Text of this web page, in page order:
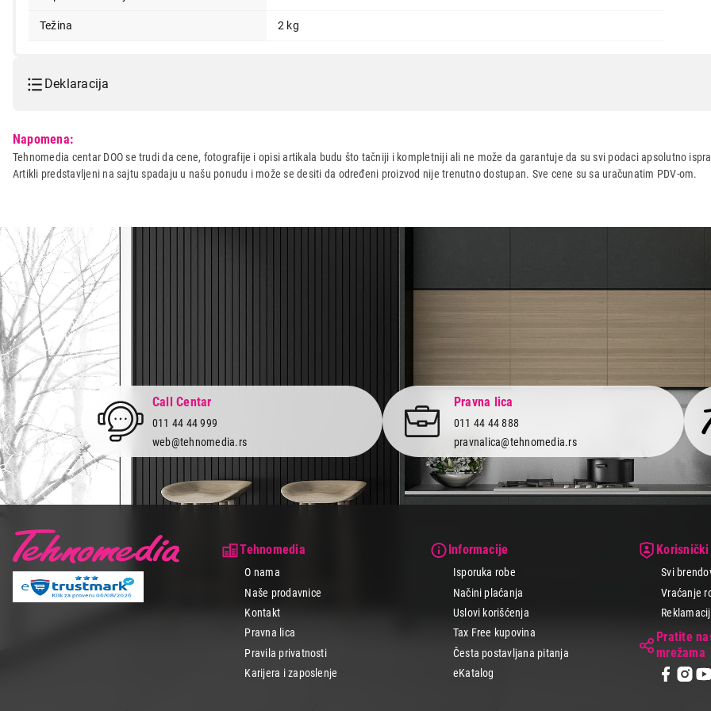
Težina 2 kg
Deklaracija
Naziv i vrsta robe:
ELEKTRICNI ALAT
Uvoznik:
Agromarket DOO
Napomena:
Tehnomedia centar DOO se trudi da cene, fotografije i opisi artikala budu što tačniji i kompletniji ali ne može da garantuje da su svi podaci apsolutno
Artikli predstavljeni na sajtu spadaju u našu ponudu i može se desiti da određeni proizvod nije trenutno dostupan. Sve cene su sa uračunatim PDV-om.
Call Centar
011 44 44 999
web@tehnomedia.rs
Pravna lica
011 44 44 888
pravnalica@tehnomedia.rs
Tehnomedia
O nama
Naše prodavnice
Kontakt
Pravna lica
Pravila privatnosti
Karijera i zaposlenje
Informacije
Isporuka robe
Načini plaćanja
Uslovi korišćenja
Tax Free kupovina
Česta postavljana pitanja
eKatalog
Svi
Vraćanje
Pratite
mrežama